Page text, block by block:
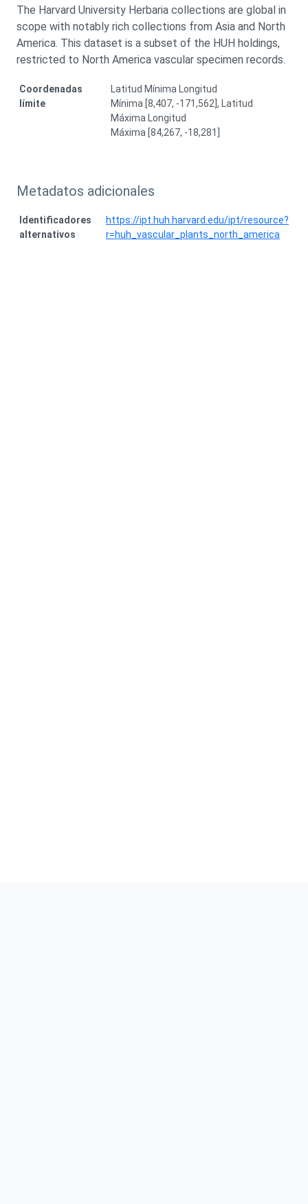
The Harvard University Herbaria collections are global in
scope with notably rich collections from Asia and North
America. This dataset is a subset of the HUH holdings,
restricted to North America vascular specimen records.
Coordenadas
límite
Latitud Mínima Longitud
Mínima [8,407, -171,562], Latitud
Máxima Longitud
Máxima [84,267, -18,281]
Metadatos adicionales
Identificadores
alternativos
https://ipt.huh.harvard.edu/ipt/resource?
r=huh_vascular_plants_north_america